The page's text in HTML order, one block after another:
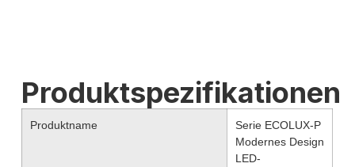
Produktspezifikationen
Produktname
Serie ECOLUX-P
Modernes Design
LED-